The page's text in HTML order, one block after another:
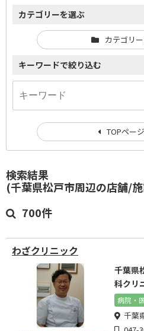
検索結果
(千葉県松戸市周辺の店舗/施
700件
わざクリニック
千葉県
科クリ
病院・
千葉
カテゴリーを選ぶ
カテゴリ
キーワードで絞り込む
TOPペー